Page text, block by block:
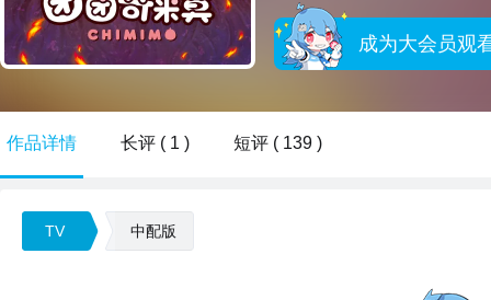
成为大会员观
作品详情 长评 ( 1 ) 短评 ( 139 )
TV 中配版